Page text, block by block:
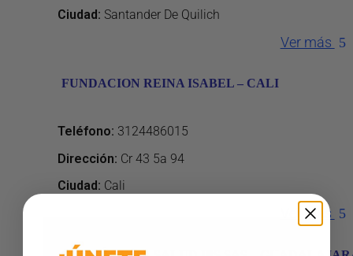
Ciudad: Santander De Quilich
Ver más
FUNDACION REINA ISABEL – CALI
Teléfono: 3124486015
Dirección: Cr 43 5a 94
Ciudad: Cali
Ver más